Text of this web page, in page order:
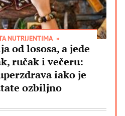
NUTRIJENTIMA
od lososa, a jede
ručak i večeru:
iako je
ozbiljno